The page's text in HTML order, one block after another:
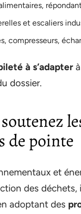
et escaliers
compresseurs,
à s’adapter
dossier.
de pointe
et
des
adoptant des